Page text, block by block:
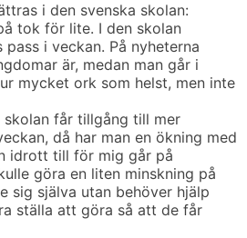
i den svenska skolan:
tok för lite. I den skolan
i veckan. På nyheterna
är, medan man går i
mycket ork som helst, men inte
får tillgång till mer
då har man en ökning med
idrott till för mig går på
göra en liten minskning på
sig själva utan behöver hjälp
ställa att göra så att de får